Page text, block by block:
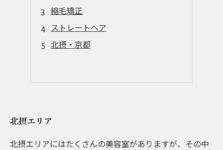
縮毛矯正
ストレートヘア
北摂・京都
北摂エリア
北摂エリアにはたくさんの美容室がありますが、その中